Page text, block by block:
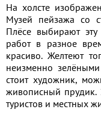
На холсте
Музей пейзажа со
Плёсе выбирают
работ в разное
красиво. Желтеют
неизменно
стоит художник,
живописный
туристов и местных